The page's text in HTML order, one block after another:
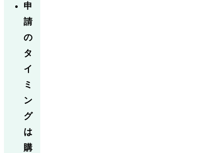
申
請
の
タ
イ
ミ
ン
グ
は
購